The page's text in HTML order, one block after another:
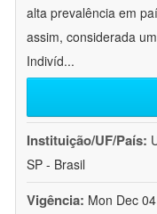
alta prevalência em
assim, considerada
Indivíd...
Instituição/UF/País:
SP - Brasil
Vigência: Mon Dec